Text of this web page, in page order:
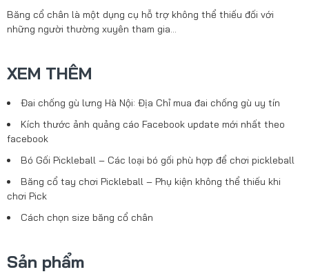
Băng cổ chân là một dụng cụ hỗ trợ không thể thiếu đối với
những người thường xuyên tham gia…
XEM THÊM
Đai chống gù lưng Hà Nội: Địa Chỉ mua đai chống gù uy tín
Kích thước ảnh quảng cáo Facebook update mới nhất theo
facebook
Bó Gối Pickleball – Các loại bó gối phù hợp để chơi pickleball
Băng cổ tay chơi Pickleball – Phụ kiện không thể thiếu khi
chơi Pick
Cách chọn size băng cổ chân
Sản phẩm